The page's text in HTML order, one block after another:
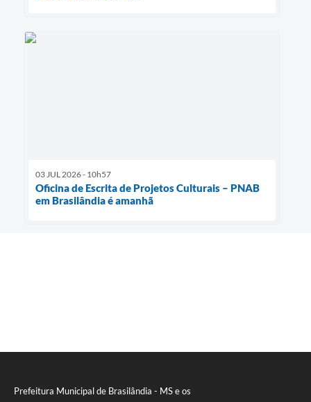
Prefeitura Municipal de Brasilândia - MS e os
03 JUL 2026 - 10h57
Oficina de Escrita de Projetos Culturais – PNAB
em Brasilândia é amanhã